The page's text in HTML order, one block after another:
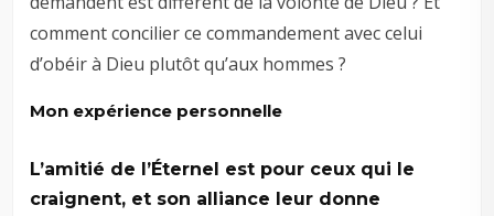
comment concilier ce commandement avec celui
d’obéir à Dieu plutôt qu’aux hommes ?
Mon expérience personnelle
L’amitié de l’Éternel est pour ceux qui le
craignent, et son alliance leur donne